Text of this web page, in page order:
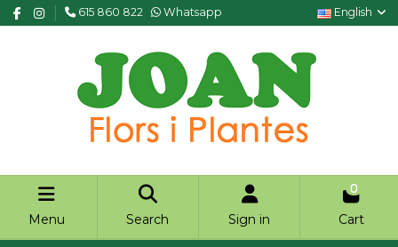
615 860 822 Whatsapp English
Menu Search Sign in
0
Cart